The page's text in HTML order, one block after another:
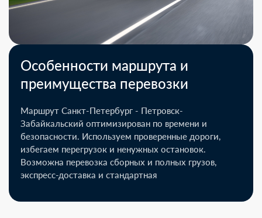
Особенности маршрута и
преимущества перевозки
Маршрут Санкт-Петербург - Петровск-
Забайкальский оптимизирован по времени и
безопасности. Используем проверенные дороги,
избегаем перегрузок и ненужных остановок.
Возможна перевозка сборных и полных грузов,
экспресс-доставка и стандартная